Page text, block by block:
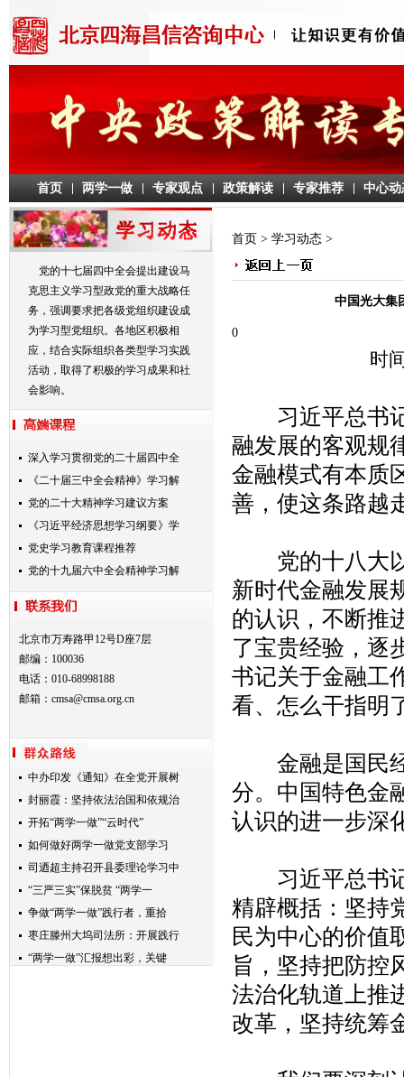
首页 两学一做 专家观点 政策解读 专家推荐 中心动
党的十七届四中全会提出建设马
克思主义学习型政党的重大战略任
务，强调要求把各级党组织建设成
为学习型党组织。各地区积极相
应，结合实际组织各类型学习实践
活动，取得了积极的学习成果和社
会影响。
深入学习贯彻党的二十届四中全
《二十届三中全会精神》学习解
党的二十大精神学习建议方案
《习近平经济思想学习纲要》学
党史学习教育课程推荐
党的十九届六中全会精神学习解
北京市万寿路甲12号D座7层
邮编：100036
电话：010-68998188
邮箱： cmsa@cmsa.org.cn
中办印发《通知》在全党开展树
封丽霞：坚持依法治国和依规治
开拓“两学一做”“云时代”
如何做好两学一做党支部学习
司迺超主持召开县委理论学习中
“三严三实”保脱贫 “两学一
争做“两学一做”践行者，重拾
枣庄滕州大坞司法所：开展践行
“两学一做”汇报想出彩，关键
首页 > 学习动态 >
中国光大集
0
时
习近平总书记
融发展的客观规
金融模式有本质
善，使这条路越
党的十八大以
新时代金融发展
的认识，不断推
了宝贵经验，逐
书记关于金融工
看、怎么干指明
金融是国民经
分。中国特色金
认识的进一步深
习近平总书记
精辟概括：坚持
民为中心的价值
旨，坚持把防控
法治化轨道上推
改革，坚持统筹